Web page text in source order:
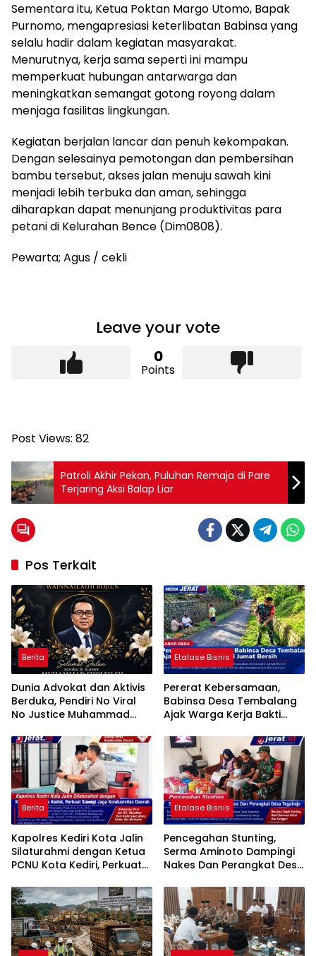
Sementara itu, Ketua Poktan Margo Utomo, Bapak
Purnomo, mengapresiasi keterlibatan Babinsa yang
selalu hadir dalam kegiatan masyarakat.
Menurutnya, kerja sama seperti ini mampu
memperkuat hubungan antarwarga dan
meningkatkan semangat gotong royong dalam
menjaga fasilitas lingkungan.
Kegiatan berjalan lancar dan penuh kekompakan.
Dengan selesainya pemotongan dan pembersihan
bambu tersebut, akses jalan menuju sawah kini
menjadi lebih terbuka dan aman, sehingga
diharapkan dapat menunjang produktivitas para
petani di Kelurahan Bence (Dim0808).
Pewarta; Agus / cekli
Leave your vote
0
Points
Post Views: 82
Patroli Akhir Pekan, Puluhan Remaja di Pare
Terjaring Aksi Balap Liar
Pos Terkait
Berita
Dunia Advokat dan Aktivis
Berduka, Pendiri No Viral
No Justice Muhammad
Etalase Bisnis
Pererat Kebersamaan,
Babinsa Desa Tembalang
Ajak Warga Kerja Bakti
Berita
Kapolres Kediri Kota Jalin
Silaturahmi dengan Ketua
PCNU Kota Kediri, Perkuat
Daerah
Etalase Bisnis
Pencegahan Stunting,
Serma Aminoto Dampingi
Nakes Dan Perangkat Desa